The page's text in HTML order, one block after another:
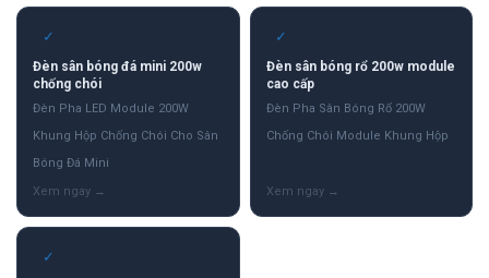
✓
Đèn sân bóng đá mini 200w
chống chói
Đèn Pha LED Module 200W
Khung Hộp Chống Chói Cho Sân
Bóng Đá Mini
✓
Đèn sân bóng rổ 200w module
cao cấp
Đèn Pha Sân Bóng Rổ 200W
Chống Chói Module Khung Hộp
✓